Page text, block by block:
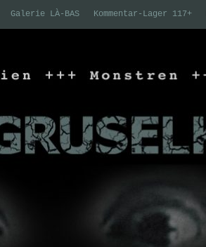
Galerie LÀ-BAS Kommentar-Lager 117+